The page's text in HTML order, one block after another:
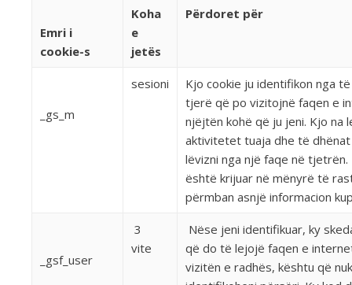
Emri i
cookie-s
Koha
e
jetës
Përdoret për
_gs_m
sesioni
Kjo cookie ju identifikon nga
tjerë që po vizitojnë faqen e
njëjtën kohë që ju jeni. Kjo na
aktivitetet tuaja dhe të
lëvizni nga një faqe në
është krijuar në mënyrë të
përmban asnjë informacion
_gsf_user
3
vite
Nëse jeni identifikuar, ky
që do të lejojë faqen e
vizitën e radhës, kështu që